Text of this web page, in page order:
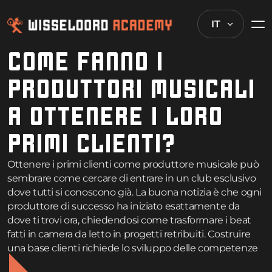
IT
COME FANNO I
PRODUTTORI MUSICALI
A OTTENERE I LORO
PRIMI CLIENTI?
Ottenere i primi clienti come produttore musicale può
sembrare come cercare di entrare in un club esclusivo
dove tutti si conoscono già. La buona notizia è che ogni
produttore di successo ha iniziato esattamente da
dove ti trovi ora, chiedendosi come trasformare i beat
fatti in camera da letto in progetti retribuiti. Costruire
una base clienti richiede lo sviluppo delle competenze
giuste, mostrare efficacemente il proprio lavoro e